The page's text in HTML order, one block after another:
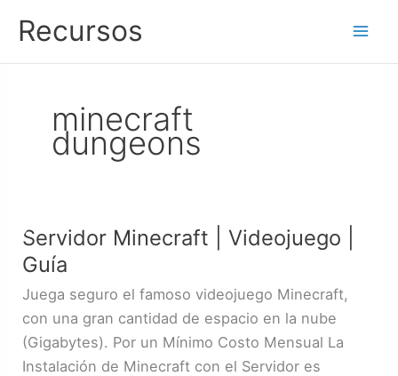
contenido
Recursos
minecraft
dungeons
Servidor Minecraft | Videojuego |
Guía
Juega seguro el famoso videojuego Minecraft,
con una gran cantidad de espacio en la nube
(Gigabytes). Por un Mínimo Costo Mensual La
Instalación de Minecraft con el Servidor es
Servidor
Minecraft
Videojuego
|
Guía